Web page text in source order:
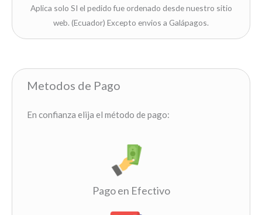
Aplica solo SI el pedido fue ordenado desde nuestro sitio
web. (Ecuador) Excepto envios a Galápagos.
Metodos de Pago
En confianza elija el método de pago:
Pago en Efectivo